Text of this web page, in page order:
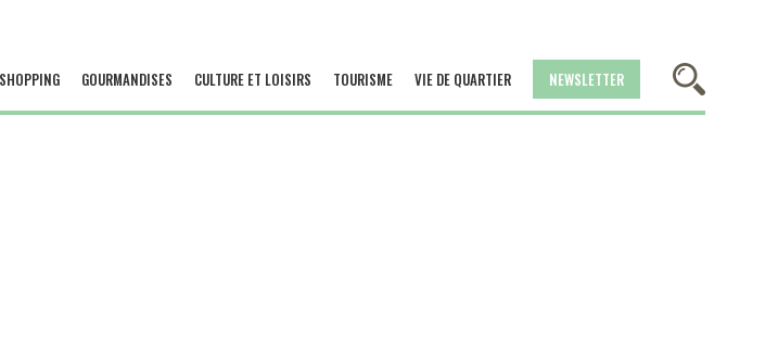
SHOPPING GOURMANDISES CULTURE ET LOISIRS TOURISME VIE DE QUARTIER NEWSLETTER